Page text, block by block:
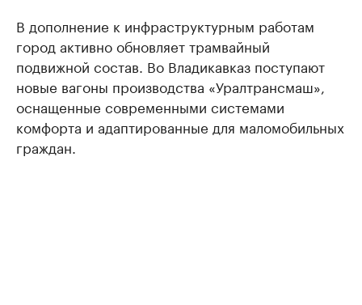
В дополнение к инфраструктурным работам
город активно обновляет трамвайный
подвижной состав. Во Владикавказ поступают
новые вагоны производства «Уралтрансмаш»,
оснащенные современными системами
комфорта и адаптированные для маломобильных
граждан.